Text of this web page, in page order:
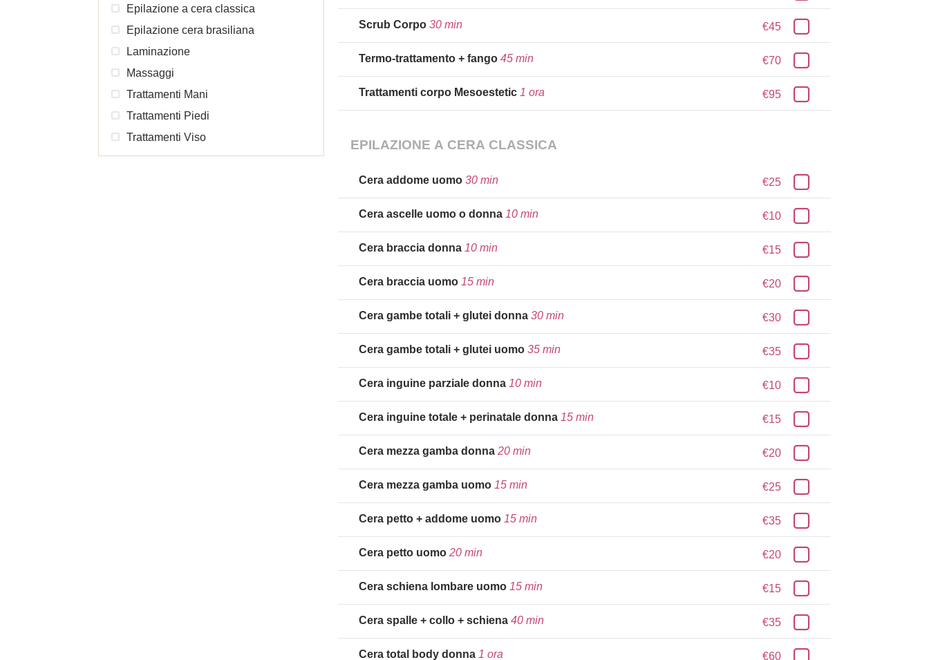
Epilazione a cera classica
Epilazione cera brasiliana
Laminazione
Massaggi
Trattamenti Mani
Trattamenti Piedi
Trattamenti Viso
Scrub Corpo 30 min €45
Termo-trattamento + fango 45 min €70
Trattamenti corpo Mesoestetic 1 ora €95
EPILAZIONE A CERA CLASSICA
Cera addome uomo 30 min €25
Cera ascelle uomo o donna 10 min €10
Cera braccia donna 10 min €15
Cera braccia uomo 15 min €20
Cera gambe totali + glutei donna 30 min €30
Cera gambe totali + glutei uomo 35 min €35
Cera inguine parziale donna 10 min €10
Cera inguine totale + perinatale donna 15 min €15
Cera mezza gamba donna 20 min €20
Cera mezza gamba uomo 15 min €25
Cera petto + addome uomo 15 min €35
Cera petto uomo 20 min €20
Cera schiena lombare uomo 15 min €15
Cera spalle + collo + schiena 40 min €35
Cera total body donna 1 ora €60